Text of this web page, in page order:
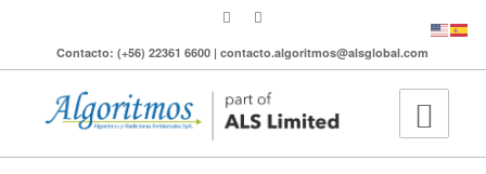
Contacto: (+56) 22361 6600 | contacto.algoritmos@alsglobal.com